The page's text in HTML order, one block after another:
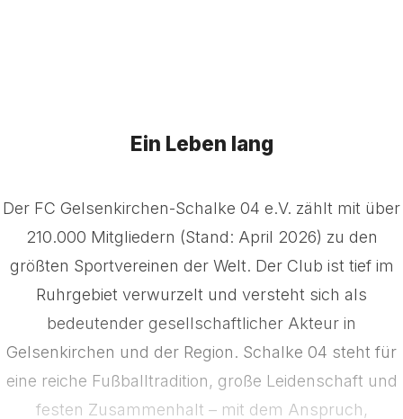
Ein Leben lang
Der FC Gelsenkirchen-Schalke 04 e.V. zählt mit über
210.000 Mitgliedern (Stand: April 2026) zu den
größten Sportvereinen der Welt. Der Club ist tief im
Ruhrgebiet verwurzelt und versteht sich als
bedeutender gesellschaftlicher Akteur in
Gelsenkirchen und der Region. Schalke 04 steht für
eine reiche Fußballtradition, große Leidenschaft und
festen Zusammenhalt – mit dem Anspruch,